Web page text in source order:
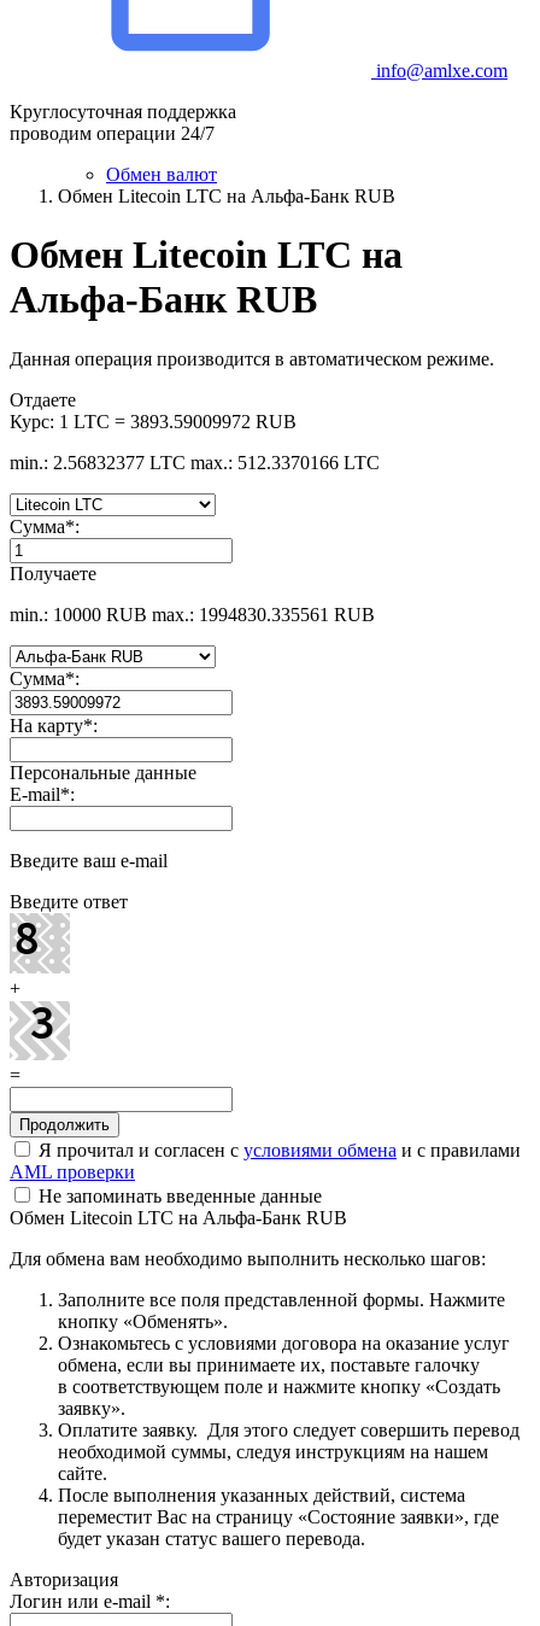
info@amlxe.com
Круглосуточная поддержка
проводим операции 24/7
Обмен валют
Обмен Litecoin LTC на Альфа-Банк RUB
Обмен Litecoin LTC на
Альфа-Банк RUB
Данная операция производится в автоматическом режиме.
Отдаете
Курс: 1 LTC = 3893.59009972 RUB
min.: 2.56832377 LTC max.: 512.3370166 LTC
Сумма*:
Получаете
min.: 10000 RUB max.: 1994830.335561 RUB
Сумма*:
На карту*:
Персональные данные
E-mail*:
Введите ваш e-mail
Введите ответ
+
=
Я прочитал и согласен с условиями обмена и с правилами
AML проверки
Не запоминать введенные данные
Обмен Litecoin LTC на Альфа-Банк RUB
Для обмена вам необходимо выполнить несколько шагов:
Заполните все поля представленной формы. Нажмите
кнопку «Обменять».
Ознакомьтесь с условиями договора на оказание услуг
обмена, если вы принимаете их, поставьте галочку
в соответствующем поле и нажмите кнопку «Создать
заявку».
Оплатите заявку. Для этого следует совершить перевод
необходимой суммы, следуя инструкциям на нашем
сайте.
После выполнения указанных действий, система
переместит Вас на страницу «Состояние заявки», где
будет указан статус вашего перевода.
Авторизация
Логин или e-mail *: